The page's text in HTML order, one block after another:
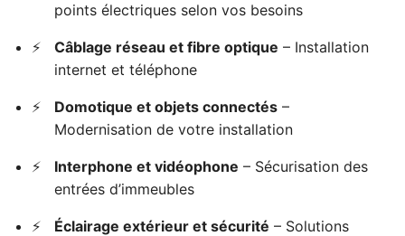
points électriques selon vos besoins
Câblage réseau et fibre optique – Installation
internet et téléphone
Domotique et objets connectés –
Modernisation de votre installation
Interphone et vidéophone – Sécurisation des
entrées d’immeubles
Éclairage extérieur et sécurité – Solutions